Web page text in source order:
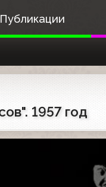
Публикации
1957 год